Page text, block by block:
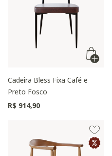
Cadeira Bless Fixa Café e
Preto Fosco
R$ 914,90